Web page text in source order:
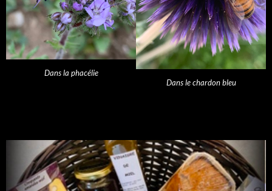
Dans la phacélie
Dans le chardon bleu